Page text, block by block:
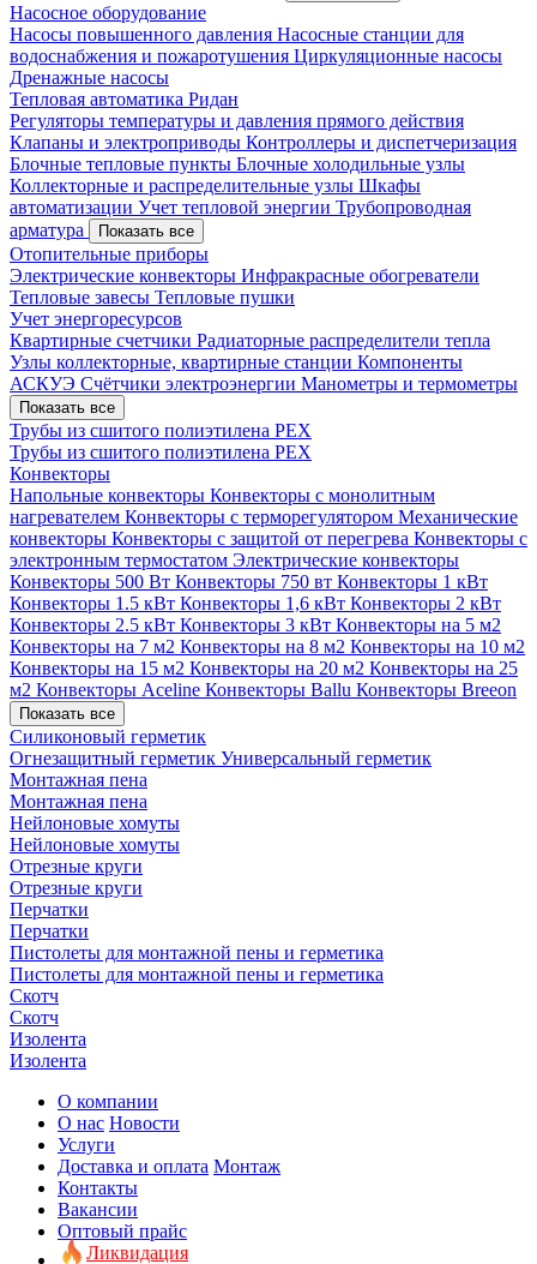
Насосное оборудование
Насосы повышенного давления Насосные станции для
водоснабжения и пожаротушения Циркуляционные насосы
Дренажные насосы
Тепловая автоматика Ридан
Регуляторы температуры и давления прямого действия
Клапаны и электроприводы Контроллеры и диспетчеризация
Блочные тепловые пункты Блочные холодильные узлы
Коллекторные и распределительные узлы Шкафы
автоматизации Учет тепловой энергии Трубопроводная
арматура
Показать все
Отопительные приборы
Электрические конвекторы Инфракрасные обогреватели
Тепловые завесы Тепловые пушки
Учет энергоресурсов
Квартирные счетчики Радиаторные распределители тепла
Узлы коллекторные, квартирные станции Компоненты
АСКУЭ Счётчики электроэнергии Манометры и термометры
Показать все
Трубы из сшитого полиэтилена PEX
Трубы из сшитого полиэтилена PEX
Конвекторы
Напольные конвекторы Конвекторы с монолитным
нагревателем Конвекторы с терморегулятором Механические
конвекторы Конвекторы с защитой от перегрева Конвекторы с
электронным термостатом Электрические конвекторы
Конвекторы 500 Вт Конвекторы 750 вт Конвекторы 1 кВт
Конвекторы 1.5 кВт Конвекторы 1,6 кВт Конвекторы 2 кВт
Конвекторы 2.5 кВт Конвекторы 3 кВт Конвекторы на 5 м2
Конвекторы на 7 м2 Конвекторы на 8 м2 Конвекторы на 10 м2
Конвекторы на 15 м2 Конвекторы на 20 м2 Конвекторы на 25
м2 Конвекторы Aceline Конвекторы Ballu Конвекторы Breeon
Показать все
Силиконовый герметик
Огнезащитный герметик Универсальный герметик
Монтажная пена
Монтажная пена
Нейлоновые хомуты
Нейлоновые хомуты
Отрезные круги
Отрезные круги
Перчатки
Перчатки
Пистолеты для монтажной пены и герметика
Пистолеты для монтажной пены и герметика
Скотч
Скотч
Изолента
Изолента
О компании
О нас Новости
Услуги
Доставка и оплата Монтаж
Контакты
Вакансии
Оптовый прайс
Ликвидация